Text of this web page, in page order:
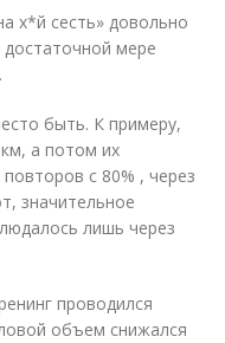
х*й сесть» довольно
мере
быть. К примеру,
а потом их
с 80% , через
значительное
лишь через
проводился
объем снижался